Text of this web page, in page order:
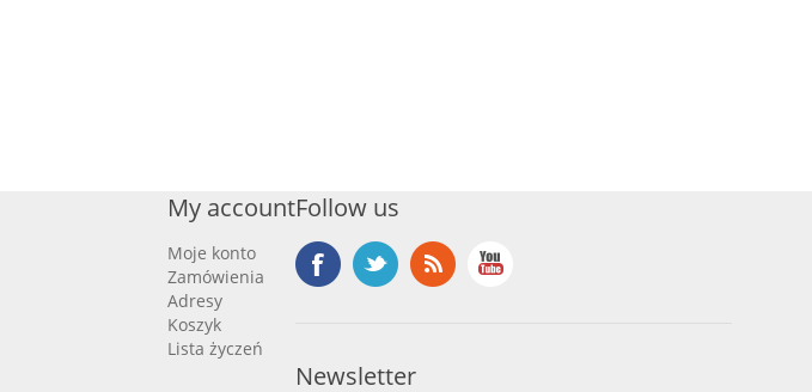
My account
Moje konto
Zamówienia
Adresy
Koszyk
Lista życzeń
Follow us
Newsletter